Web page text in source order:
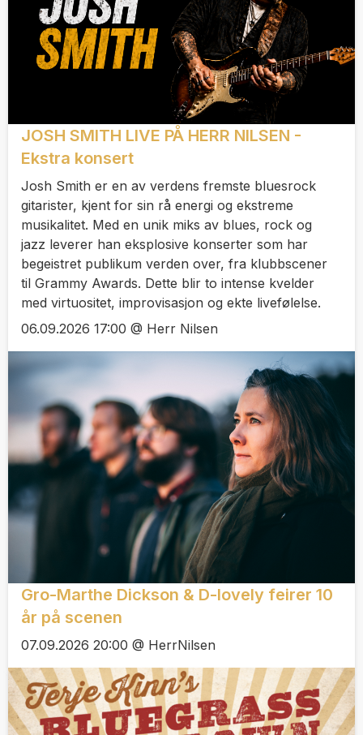
JOSH SMITH LIVE PÅ HERR NILSEN -
Ekstra konsert
Josh Smith er en av verdens fremste bluesrock
gitarister, kjent for sin rå energi og ekstreme
musikalitet. Med en unik miks av blues, rock og
jazz leverer han eksplosive konserter som har
begeistret publikum verden over, fra klubbscener
til Grammy Awards. Dette blir to intense kvelder
med virtuositet, improvisasjon og ekte livefølelse.
06.09.2026 17:00 @ Herr Nilsen
Gro-Marthe Dickson & D-lovely feirer 10
år på scenen
07.09.2026 20:00 @ HerrNilsen